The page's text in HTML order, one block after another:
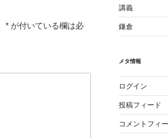
* が付いている欄は必
講義
鎌倉
メタ情報
ログイン
投稿フィード
コメントフィ